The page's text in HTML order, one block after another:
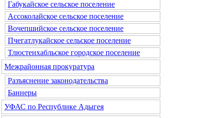
Габукайское сельское поселение
Ассоколайское сельское поселение
Вочепшийское сельское поселение
Пчегатлукайское сельское поселение
Тлюстенхабльское городское поселение
Межрайонная прокуратура
Разъяснение законодательства
Баннеры
УФАС по Республике Адыгея